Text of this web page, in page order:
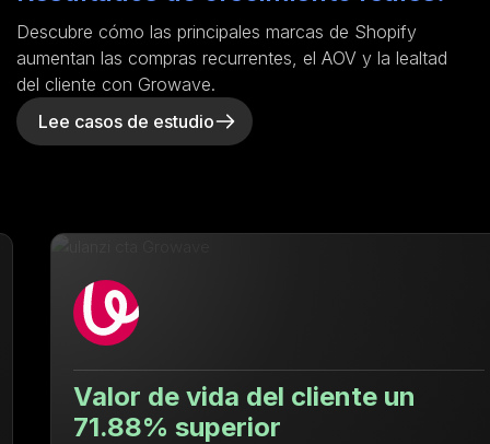
Descubre cómo las principales marcas de Shopify
aumentan las compras recurrentes, el AOV y la lealtad
del cliente con Growave.
Lee casos de estudio
Valor de vida del cliente un
71.88% superior